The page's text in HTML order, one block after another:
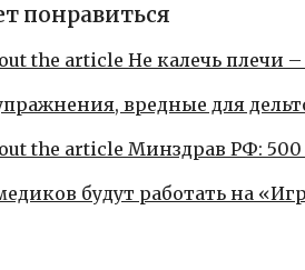
понравиться
вредные для
будут работать на